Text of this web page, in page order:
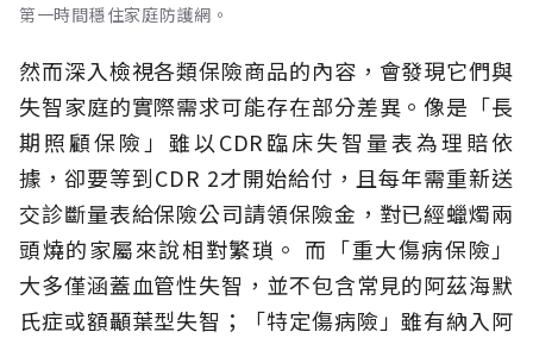
第一時間穩住家庭防護網。
然而深入檢視各類保險商品的內容，會發現它們與
失智家庭的實際需求可能存在部分差異。像是「長
期照顧保險」雖以CDR臨床失智量表為理賠依
據，卻要等到CDR 2才開始給付，且每年需重新送
交診斷量表給保險公司請領保險金，對已經蠟燭兩
頭燒的家屬來說相對繁瑣。 而「重大傷病保險」
大多僅涵蓋血管性失智，並不包含常見的阿茲海默
氏症或額顳葉型失智；「特定傷病險」雖有納入阿